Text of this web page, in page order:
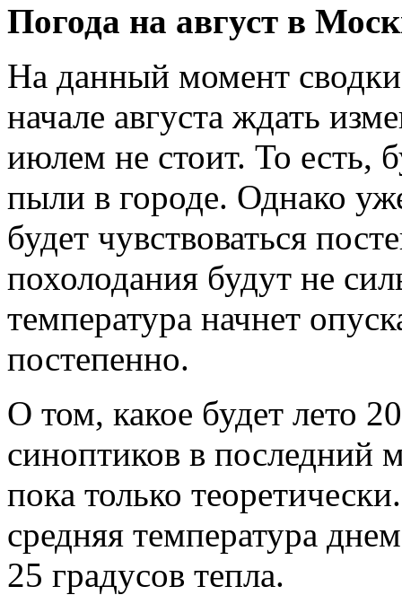
Погода на
На данный момент
начале августа ждать
июлем не стоит. То есть,
пыли в городе. Однако
будет чувствоваться
похолодания будут не
температура начнет
постепенно.
О том, какое будет лето
синоптиков в последний
пока только
средняя температура
25 градусов тепла.